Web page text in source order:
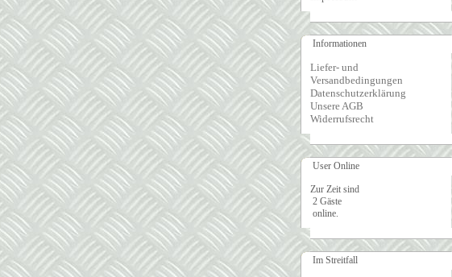
Informationen
Liefer- und
Versandbedingungen
Datenschutzerklärung
Unsere AGB
Widerrufsrecht
User Online
Zur Zeit sind
2 Gäste
online.
Im Streitfall